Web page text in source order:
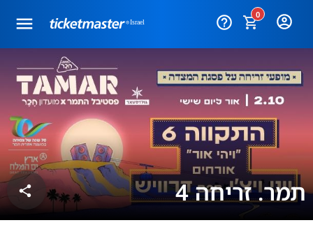
0
help_outline
share תמר. זריחה 4